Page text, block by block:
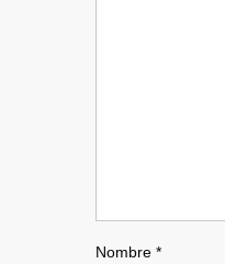
Nombre *